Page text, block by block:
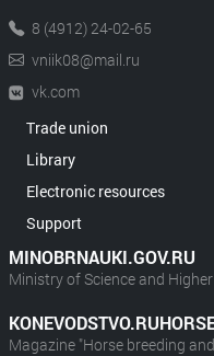
8 (4912) 24-02-65
vniik08@mail.ru
vk.com
Trade union
Library
Electronic resources
Support
MINOBRNAUKI.GOV.RU
Ministry of Science and
Magazine "Horse breeding